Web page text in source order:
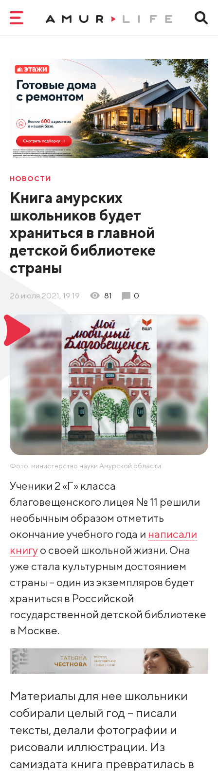
НОВОСТИ
Книга амурских
школьников будет
храниться в главной
детской библиотеке
страны
26 июля 2021, 19:19 81 0
Фото: министерство науки Амурской области
Ученики 2 «Г» класса
благовещенского лицея № 11 решили
необычным образом отметить
окончание учебного года и написали
книгуо своей школьной жизни. Она
уже стала культурным достоянием
страны – один из экземпляров будет
храниться в Российской
государственной детской библиотеке
в Москве.
Материалы для нее школьники
собирали целый год – писали
тексты, делали фотографии и
рисовали иллюстрации. Из
самиздата книга превратилась в